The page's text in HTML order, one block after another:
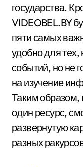
государства.
VIDEOBEL.BY
пяти самых
удобно для тех,
событий, но не
на изучение
Таким образом,
один ресурс,
развернутую
разных